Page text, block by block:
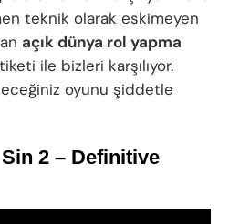
teknik olarak eskimeyen
açık dünya rol yapma
ile bizleri karşılıyor.
oyunu şiddetle
2 – Definitive